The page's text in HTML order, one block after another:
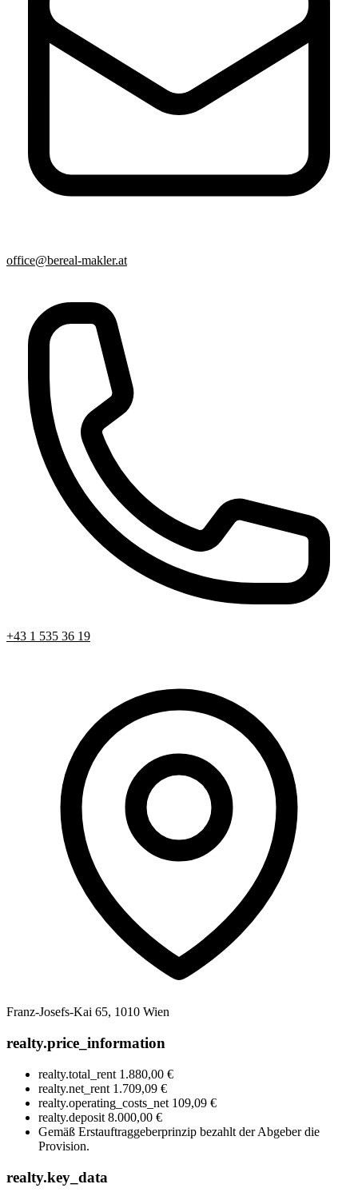
office@bereal-makler.at
+43 1 535 36 19
Franz-Josefs-Kai 65, 1010 Wien
realty.price_information
realty.total_rent 1.880,00 €
realty.net_rent 1.709,09 €
realty.operating_costs_net 109,09 €
realty.deposit 8.000,00 €
Gemäß Erstauftraggeberprinzip bezahlt der Abgeber die
Provision.
realty.key_data